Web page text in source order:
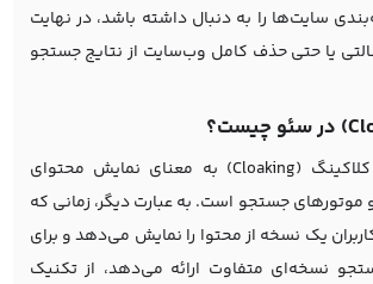
سایت‌ها را به دنبال داشته باشد، در نهایت
یا حتی حذف کامل وب‌سایت از نتایج جستجو
Cloaking چیست؟ کلاکینگ (Cloaking) به معنای نمایش محتوای
موتورهای جستجو است. به عبارت دیگر، زمانی که
یک نسخه از محتوا را نمایش می‌دهد و برای
نسخه‌ای متفاوت ارائه می‌دهد، از تکنیک